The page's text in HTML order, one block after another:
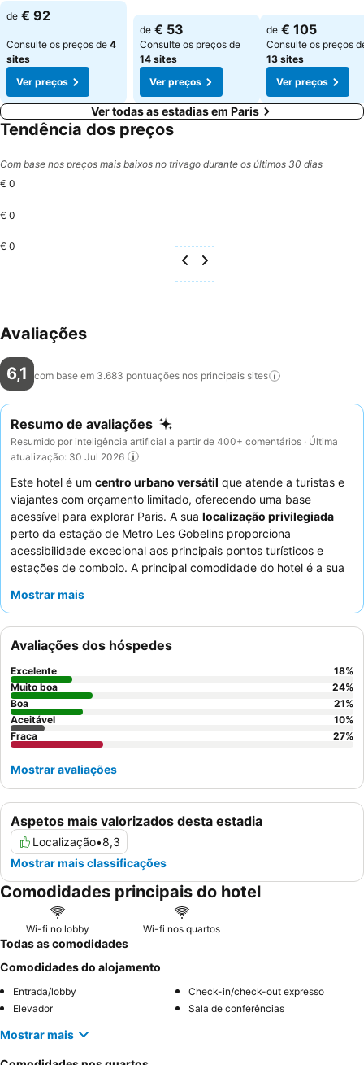
de € 92
Consulte os preços de 4
sites
Ver preços
Ver preços
de € 53
Consulte os preços de
14 sites
Ver preços
de € 105
Consulte os preços
13 sites
Ver preços
Ver todas as estadias em Paris
Tendência dos preços
Com base nos preços mais baixos no trivago durante os últimos 30 dias
€ 0
€ 0
€ 0
Avaliações
6,1 com base em 3.683 pontuações nos principais sites
Resumo de avaliações
Resumido por inteligência artificial a partir de 400+ comentários · Última
atualização: 30 Jul 2026
Este hotel é um centro urbano versátil que atende a turistas e
viajantes com orçamento limitado, oferecendo uma base
acessível para explorar Paris. A sua localização privilegiada
perto da estação de Metro Les Gobelins proporciona
acessibilidade excecional aos principais pontos turísticos e
estações de comboio. A principal comodidade do hotel é a sua
Os hóspedes elogiam consistentemente a
oferece uma
infinidade de restaurantes
de refeições. Para uma estadia mais tranquila, os hóspedes
podem considerar solicitar um quarto que não esteja virado
para a rua.
Mostrar mais
Aspetos mais valorizados desta estadia
Localização•8,3
Mostrar mais classificações
Avaliações dos hóspedes
Excelente 18%
Muito boa
24%
Boa
21%
Aceitável
10%
Fraca
27%
Mostrar avaliações
Comodidades principais do hotel
Wi-fi no lobby Wi-fi nos quartos
Todas as comodidades
Comodidades do alojamento
Entrada/lobby
Check-in/check-out expresso
Elevador
Sala de conferências
Mostrar mais